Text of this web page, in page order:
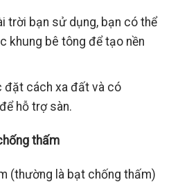
trời bạn sử dụng, bạn có thể
khung bê tông để tạo nền
cách xa đất và có
hỗ trợ sàn.
thấm
(thường là bạt chống thấm)